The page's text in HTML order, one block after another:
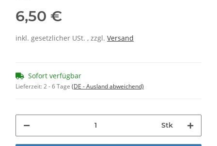
6,50 €
inkl. gesetzlicher USt. , zzgl. Versand
Sofort verfügbar
Lieferzeit:2 - 6 Tage (DE - Ausland abweichend)
Stk